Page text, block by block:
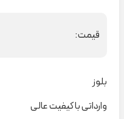
قیمت:
بلوز
وارداتی با کیفیت عالی